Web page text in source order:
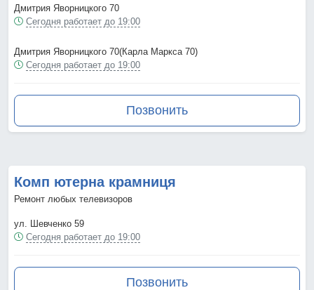
Дмитрия Яворницкого 70
Сегодня работает до 19:00
Дмитрия Яворницкого 70(Карла Маркса 70)
Сегодня работает до 19:00
Позвонить
Комп ютерна крамниця
Ремонт любых телевизоров
ул. Шевченко 59
Сегодня работает до 19:00
Позвонить